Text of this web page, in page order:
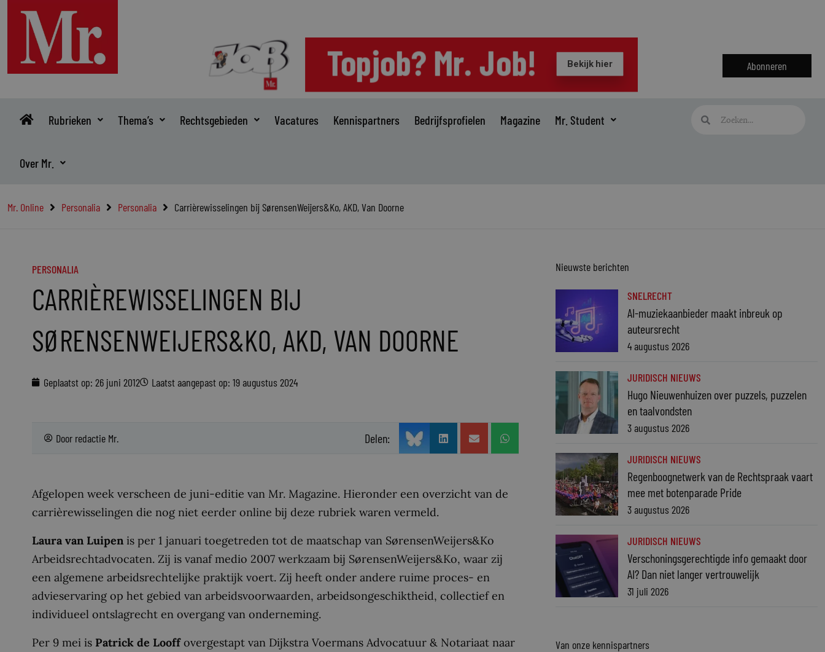
inhoud
Abonneren
Rubrieken Thema’s Rechtsgebieden Vacatures Kennispartners Bedrijfsprofielen Magazine Mr. Student
Over Mr.
Zoeken
Mr. Online Personalia Personalia Carrièrewisselingen bij SørensenWeijers&Ko, AKD, Van Doorne
PERSONALIA
CARRIÈREWISSELINGEN BIJ
SØRENSENWEIJERS&KO, AKD, VAN DOORNE
Geplaatst op: 26 juni 2012 Laatst aangepast op: 19 augustus 2024
Door redactie Mr. Delen:
Afgelopen week verscheen de juni-editie van Mr. Magazine. Hieronder een overzicht van de
carrièrewisselingen die nog niet eerder online bij deze rubriek waren vermeld.
Laura van Luipen is per 1 januari toegetreden tot de maatschap van SørensenWeijers&Ko
Arbeidsrechtadvocaten. Zij is vanaf medio 2007 werkzaam bij SørensenWeijers&Ko, waar zij
een algemene arbeidsrechtelijke praktijk voert. Zij heeft onder andere ruime proces- en
advieservaring op het gebied van arbeidsvoorwaarden, arbeidsongeschiktheid, collectief en
individueel ontslagrecht en overgang van onderneming.
Per 9 mei is Patrick de Looffovergestapt van Dijkstra Voermans Advocatuur & Notariaat naar
Nieuwste berichten
SNELRECHT
AI-muziekaanbieder maakt inbreuk op
auteursrecht
4 augustus 2026
JURIDISCH NIEUWS
Hugo Nieuwenhuizen over puzzels, puzzelen
en taalvondsten
3 augustus 2026
JURIDISCH NIEUWS
Regenboognetwerk van de Rechtspraak vaart
mee met botenparade Pride
3 augustus 2026
JURIDISCH NIEUWS
Verschoningsgerechtigde info gemaakt door
AI? Dan niet langer vertrouwelijk
31 juli 2026
Van onze kennispartners